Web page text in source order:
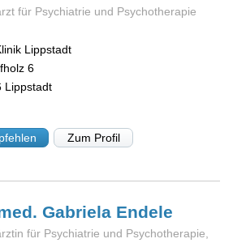
für Psychiatrie und Psychotherapie
Lippstadt
6
Lippstadt
Zum Profil
Gabriela Endele
für Psychiatrie und Psychotherapie,